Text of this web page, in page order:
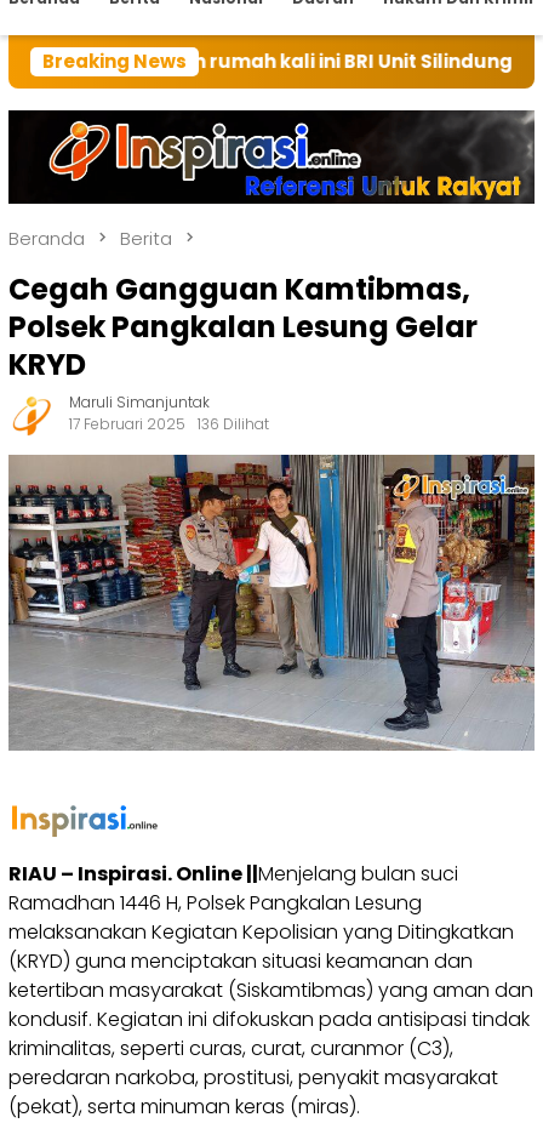
Breaking News
rumah kali ini BRI Unit Silindung Tarutung
Beranda Berita
Cegah Gangguan Kamtibmas,
Polsek Pangkalan Lesung Gelar
KRYD
Maruli Simanjuntak
17 Februari 2025
136 Dilihat
RIAU – Inspirasi. Online ||Menjelang bulan suci
Ramadhan 1446 H, Polsek Pangkalan Lesung
melaksanakan Kegiatan Kepolisian yang Ditingkatkan
(KRYD) guna menciptakan situasi keamanan dan
ketertiban masyarakat (Siskamtibmas) yang aman dan
kondusif. Kegiatan ini difokuskan pada antisipasi tindak
kriminalitas, seperti curas, curat, curanmor (C3),
peredaran narkoba, prostitusi, penyakit masyarakat
(pekat), serta minuman keras (miras).